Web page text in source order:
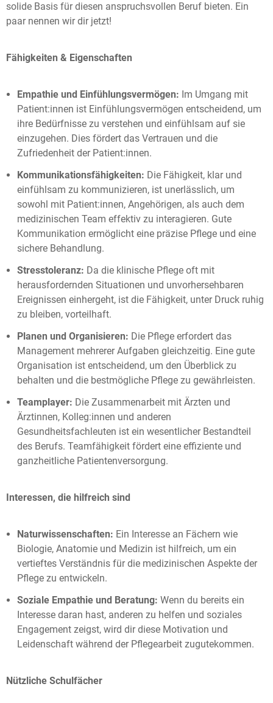
solide Basis für diesen anspruchsvollen Beruf bieten. Ein
paar nennen wir dir jetzt!
Fähigkeiten & Eigenschaften
Empathie und Einfühlungsvermögen: Im Umgang mit
Patient:innen ist Einfühlungsvermögen entscheidend, um
ihre Bedürfnisse zu verstehen und einfühlsam auf sie
einzugehen. Dies fördert das Vertrauen und die
Zufriedenheit der Patient:innen.
Kommunikationsfähigkeiten: Die Fähigkeit, klar und
einfühlsam zu kommunizieren, ist unerlässlich, um
sowohl mit Patient:innen, Angehörigen, als auch dem
medizinischen Team effektiv zu interagieren. Gute
Kommunikation ermöglicht eine präzise Pflege und eine
sichere Behandlung.
Stresstoleranz: Da die klinische Pflege oft mit
herausfordernden Situationen und unvorhersehbaren
Ereignissen einhergeht, ist die Fähigkeit, unter Druck ruhig
zu bleiben, vorteilhaft.
Planen und Organisieren: Die Pflege erfordert das
Management mehrerer Aufgaben gleichzeitig. Eine gute
Organisation ist entscheidend, um den Überblick zu
behalten und die bestmögliche Pflege zu gewährleisten.
Teamplayer: Die Zusammenarbeit mit Ärzten und
Ärztinnen, Kolleg:innen und anderen
Gesundheitsfachleuten ist ein wesentlicher Bestandteil
des Berufs. Teamfähigkeit fördert eine effiziente und
ganzheitliche Patientenversorgung.
Interessen, die hilfreich sind
Naturwissenschaften: Ein Interesse an Fächern wie
Biologie, Anatomie und Medizin ist hilfreich, um ein
vertieftes Verständnis für die medizinischen Aspekte der
Pflege zu entwickeln.
Soziale Empathie und Beratung: Wenn du bereits ein
Interesse daran hast, anderen zu helfen und soziales
Engagement zeigst, wird dir diese Motivation und
Leidenschaft während der Pflegearbeit zugutekommen.
Nützliche Schulfächer